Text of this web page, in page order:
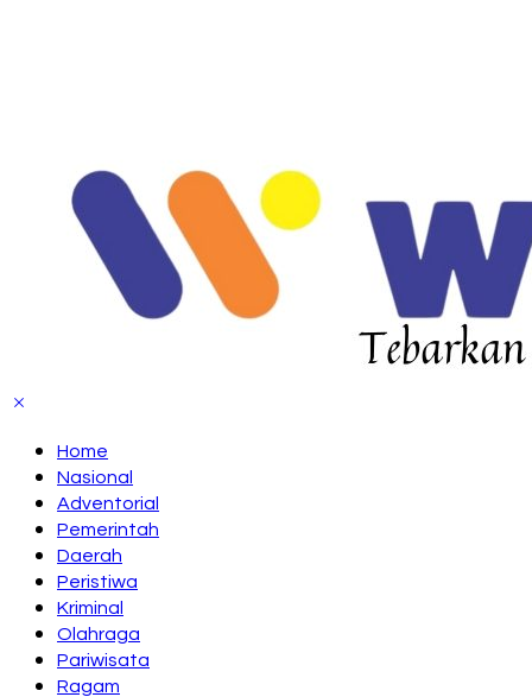
Home
Nasional
Adventorial
Pemerintah
Daerah
Peristiwa
Kriminal
Olahraga
Pariwisata
Ragam